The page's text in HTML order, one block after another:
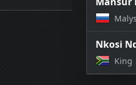
Nkosi
King